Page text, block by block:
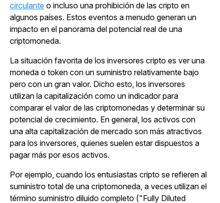
circulante o incluso una prohibición de las cripto en
algunos países. Estos eventos a menudo generan un
impacto en el panorama del potencial real de una
criptomoneda.
La situación favorita de los inversores cripto es ver una
moneda o token con un suministro relativamente bajo
pero con un gran valor. Dicho esto, los inversores
utilizan la capitalización como un indicador para
comparar el valor de las criptomonedas y determinar su
potencial de crecimiento. En general, los activos con
una alta capitalización de mercado son más atractivos
para los inversores, quienes suelen estar dispuestos a
pagar más por esos activos.
Por ejemplo, cuando los entusiastas cripto se refieren al
suministro total de una criptomoneda, a veces utilizan el
término suministro diluido completo ("Fully Diluted